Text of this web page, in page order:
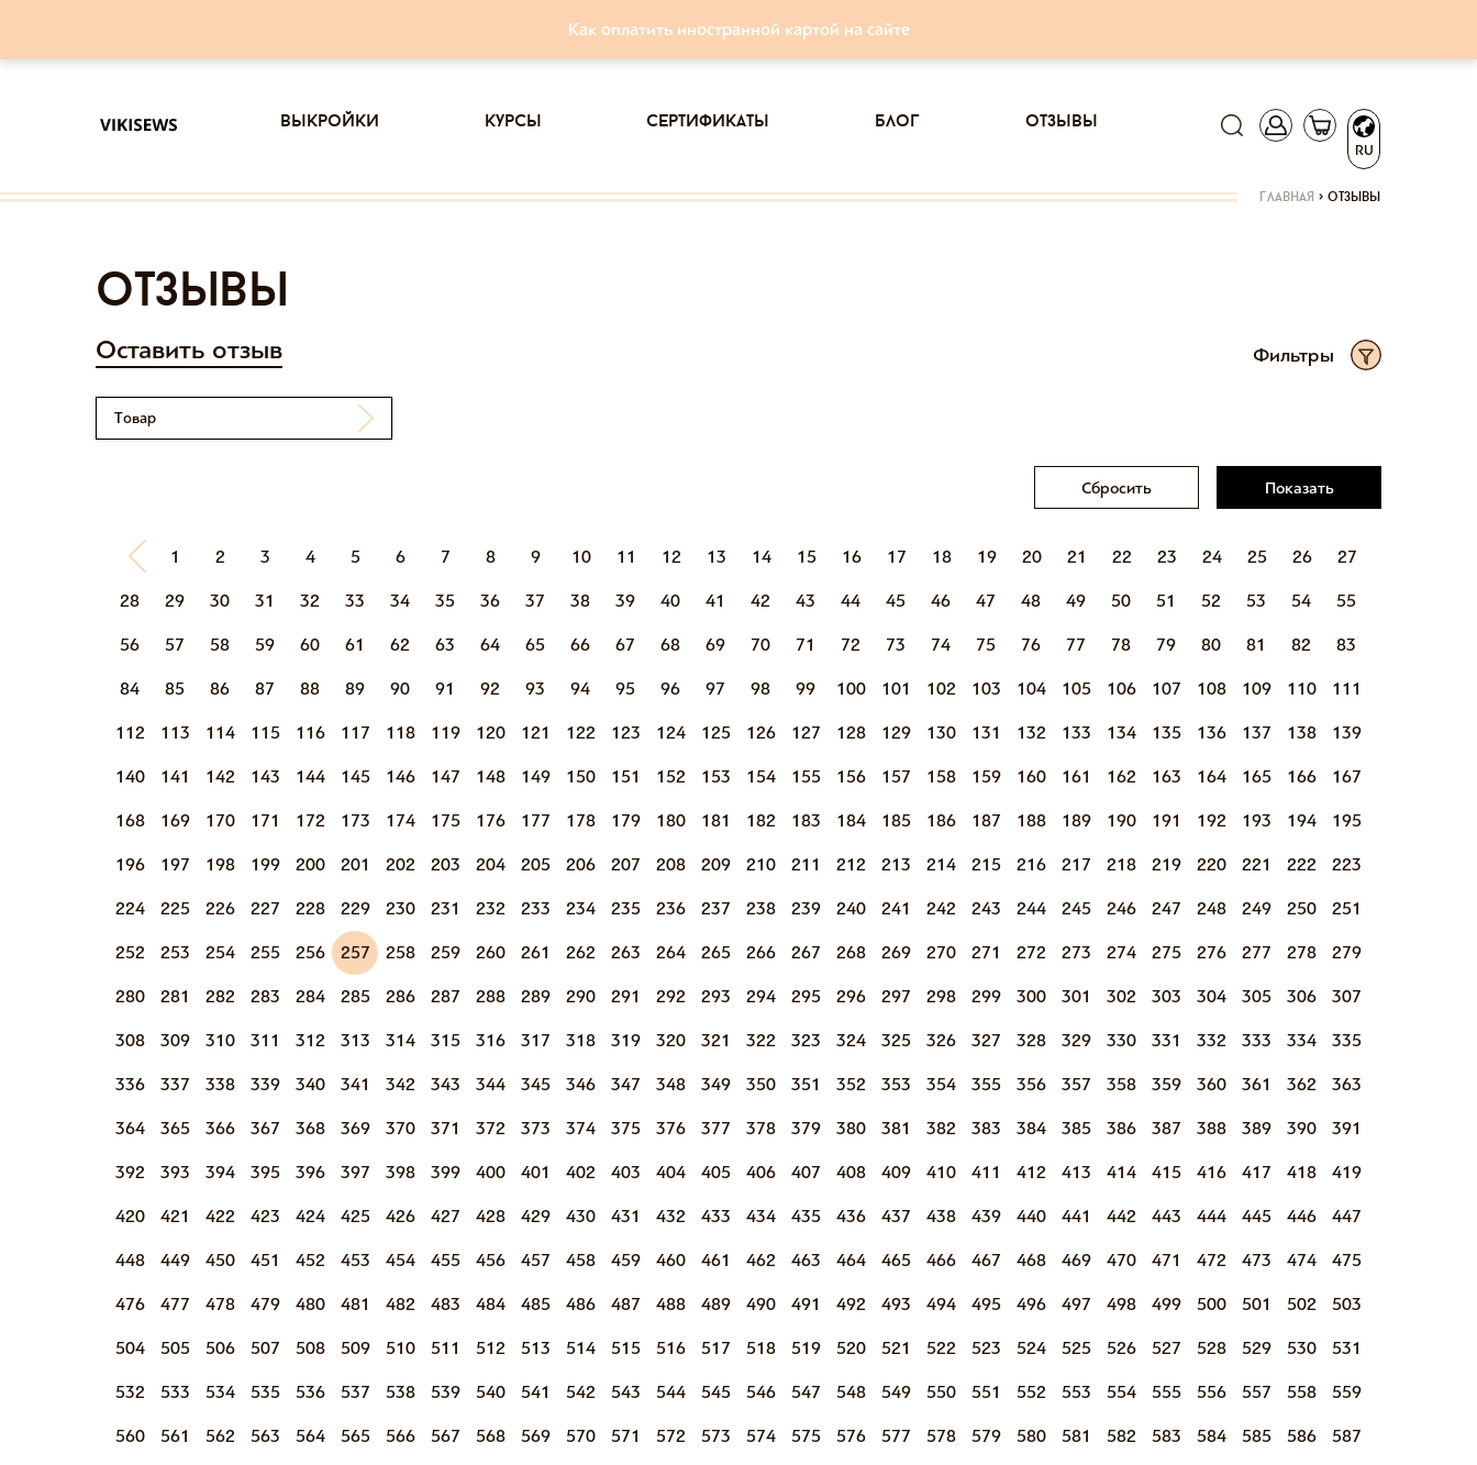
Как оплатить иностранной картой на сайте
RU
выкройки курсы сертификаты блог отзывы
главная > отзывы
отзывы
Оставить отзыв Фильтры
Товар
Сбросить Показать
1 2 3 4 5 6 7 8 9 10 11 12 13 14 15 16 17 18 19 20 21 22 23 24 25 26 27
28 29 30 31 32 33 34 35 36 37 38 39 40 41 42 43 44 45 46 47 48 49 50 51 52 53 54 55
56 57 58 59 60 61 62 63 64 65 66 67 68 69 70 71 72 73 74 75 76 77 78 79 80 81 82 83
84 85 86 87 88 89 90 91 92 93 94 95 96 97 98 99 100 101 102 103 104 105 106 107 108 109 110 111
112 113 114 115 116 117 118 119 120 121 122 123 124 125 126 127 128 129 130 131 132 133 134 135 136 137 138 139
140 141 142 143 144 145 146 147 148 149 150 151 152 153 154 155 156 157 158 159 160 161 162 163 164 165 166 167
168 169 170 171 172 173 174 175 176 177 178 179 180 181 182 183 184 185 186 187 188 189 190 191 192 193 194 195
196 197 198 199 200 201 202 203 204 205 206 207 208 209 210 211 212 213 214 215 216 217 218 219 220 221 222 223
224 225 226 227 228 229 230 231 232 233 234 235 236 237 238 239 240 241 242 243 244 245 246 247 248 249 250 251
252 253 254 255 256 257 258 259 260 261 262 263 264 265 266 267 268 269 270 271 272 273 274 275 276 277 278 279
280 281 282 283 284 285 286 287 288 289 290 291 292 293 294 295 296 297 298 299 300 301 302 303 304 305 306 307
308 309 310 311 312 313 314 315 316 317 318 319 320 321 322 323 324 325 326 327 328 329 330 331 332 333 334 335
336 337 338 339 340 341 342 343 344 345 346 347 348 349 350 351 352 353 354 355 356 357 358 359 360 361 362 363
364 365 366 367 368 369 370 371 372 373 374 375 376 377 378 379 380 381 382 383 384 385 386 387 388 389 390 391
392 393 394 395 396 397 398 399 400 401 402 403 404 405 406 407 408 409 410 411 412 413 414 415 416 417 418 419
420 421 422 423 424 425 426 427 428 429 430 431 432 433 434 435 436 437 438 439 440 441 442 443 444 445 446 447
448 449 450 451 452 453 454 455 456 457 458 459 460 461 462 463 464 465 466 467 468 469 470 471 472 473 474 475
476 477 478 479 480 481 482 483 484 485 486 487 488 489 490 491 492 493 494 495 496 497 498 499 500 501 502 503
504 505 506 507 508 509 510 511 512 513 514 515 516 517 518 519 520 521 522 523 524 525 526 527 528 529 530 531
532 533 534 535 536 537 538 539 540 541 542 543 544 545 546 547 548 549 550 551 552 553 554 555 556 557 558 559
560 561 562 563 564 565 566 567 568 569 570 571 572 573 574 575 576 577 578 579 580 581 582 583 584 585 586 587